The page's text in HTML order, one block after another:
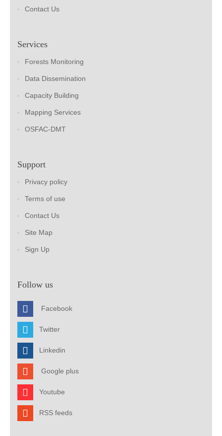
Contact Us
Services
Forests Monitoring
Data Dissemination
Capacity Building
Mapping Services
OSFAC-DMT
Support
Privacy policy
Terms of use
Contact Us
Site Map
Sign Up
Follow us
Facebook
Twitter
Linkedin
Google plus
Youtube
RSS feeds